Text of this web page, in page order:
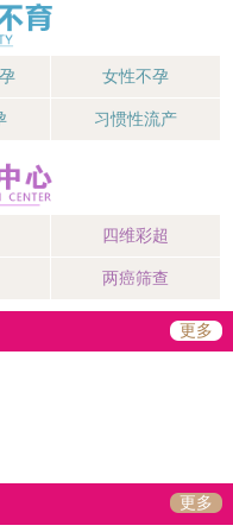
女性不孕
习惯性流产
四维彩超
两癌筛查
更多
更多